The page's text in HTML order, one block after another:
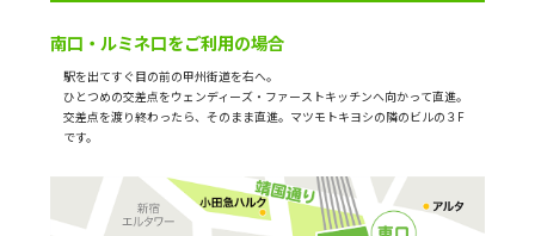
南口・ルミネ口をご利用の場合
駅を出てすぐ目の前の甲州街道を右へ。
ひとつめの交差点をウェンディーズ・ファーストキッチンへ向かって直進。
交差点を渡り終わったら、そのまま直進。マツモトキヨシの隣のビルの３F
です。